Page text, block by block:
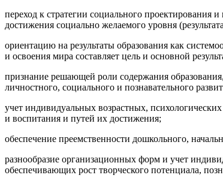
переход к стратегии социального проектирования
достижения социально желаемого уровня
ориентацию на результаты образования как
и освоения мира составляет цель и основной
признание решающей роли содержания
личностного, социального и познавательного
учет индивидуальных возрастных,
и воспитания и путей их достижения;
обеспечение преемственности дошкольного,
разнообразие организационных форм и учет
обеспечивающих рост творческого потенциала,